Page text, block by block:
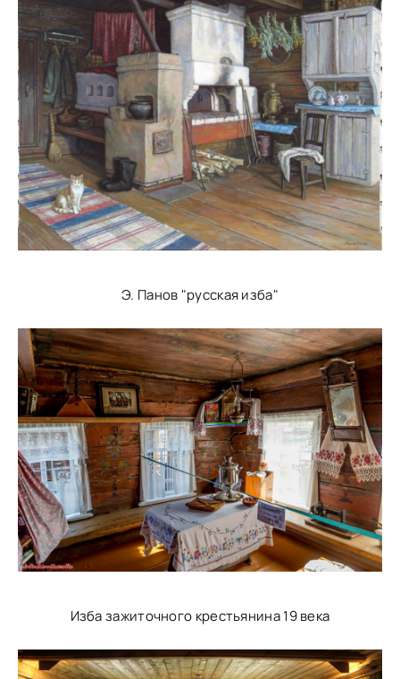
Э. Панов "русская изба"
Изба зажиточного крестьянина 19 века